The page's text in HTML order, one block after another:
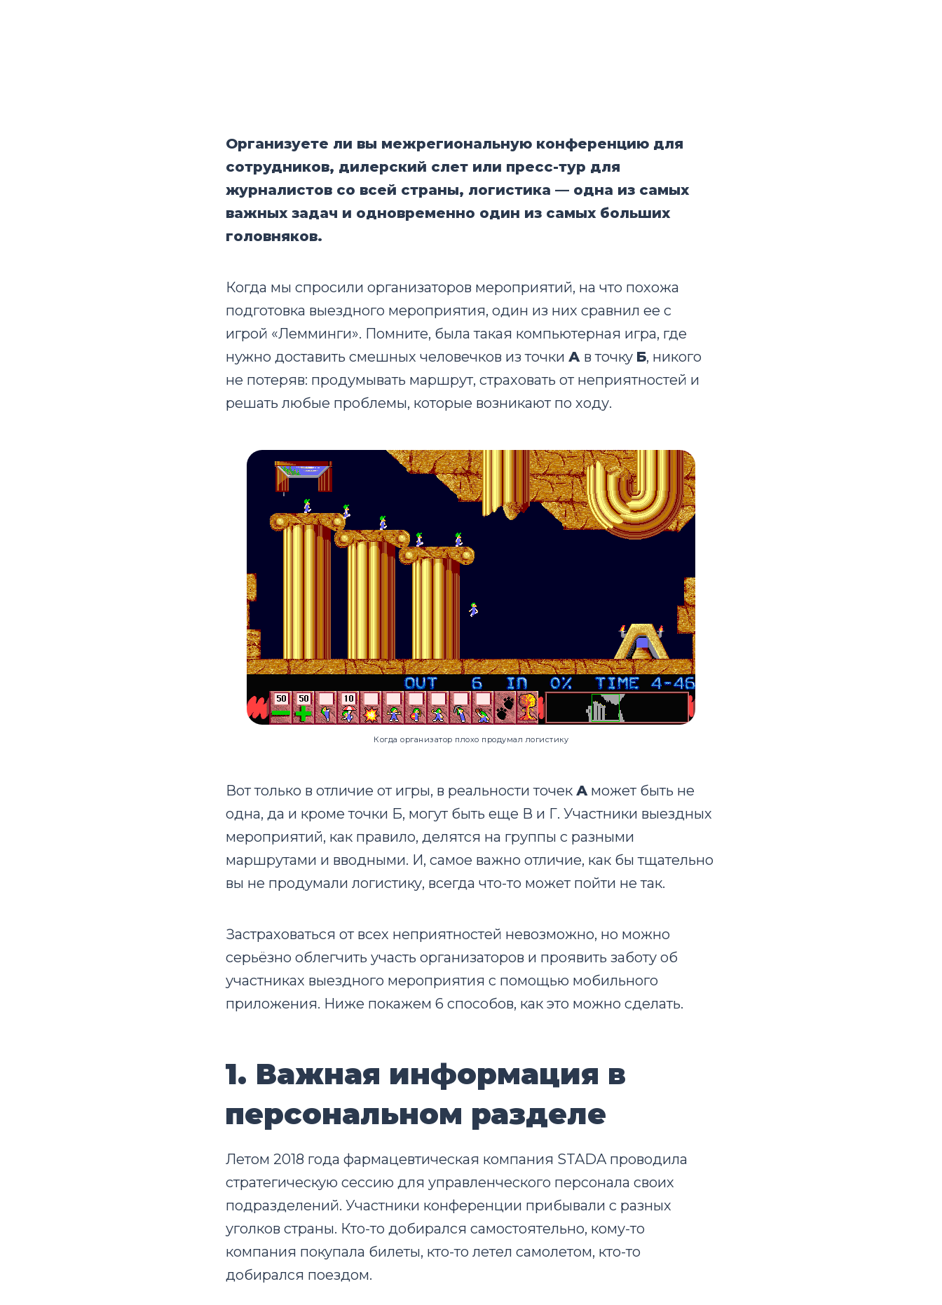
Организуете ли вы межрегиональную конференцию для
сотрудников, дилерский слет или пресс-тур для
журналистов со всей страны, логистика — одна из самых
важных задач и одновременно один из самых больших
головняков.
Когда мы спросили организаторов мероприятий, на что похожа
подготовка выездного мероприятия, один из них сравнил ее с
игрой «Лемминги». Помните, была такая компьютерная игра, где
нужно доставить смешных человечков из точки А в точку Б, никого
не потеряв: продумывать маршрут, страховать от неприятностей и
решать любые проблемы, которые возникают по ходу.
Когда организатор плохо продумал логистику
Вот только в отличие от игры, в реальности точек Аможет быть не
одна, да и кроме точки Б, могут быть еще В и Г. Участники выездных
мероприятий, как правило, делятся на группы с разными
маршрутами и вводными. И, самое важно отличие, как бы тщательно
вы не продумали логистику, всегда что-то может пойти не так.
Застраховаться от всех неприятностей невозможно, но можно
серьёзно облегчить участь организаторов и проявить заботу об
участниках выездного мероприятия с помощью мобильного
приложения. Ниже покажем 6 способов, как это можно сделать.
1. Важная информация в
персональном разделе
Летом 2018 года фармацевтическая компания STADA проводила
стратегическую сессию для управленческого персонала своих
подразделений. Участники конференции прибывали с разных
уголков страны. Кто-то добирался самостоятельно, кому-то
компания покупала билеты, кто-то летел самолетом, кто-то
добирался поездом.